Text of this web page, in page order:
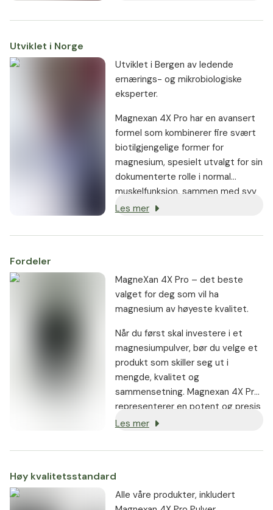
Utviklet i Norge
Utviklet i Bergen av ledende
ernærings- og mikrobiologiske
eksperter.
Magnexan 4X Pro har en avansert
formel som kombinerer fire svært
biotilgjengelige former for
magnesium, spesielt utvalgt for sin
dokumenterte rolle i normal
muskelfunksjon, sammen med syv
andre aktive ingredienser og
Fibruline™ – for bedre opptak av
Les mer
Fordeler
MagneXan 4X Pro – det beste
valget for deg som vil ha
magnesium av høyeste kvalitet.
Når du først skal investere i et
magnesiumpulver, bør du velge et
produkt som skiller seg ut i
mengde, kvalitet og
sammensetning. Magnexan 4X Pro
representerer en potent og presis
magnesiumformel, utviklet med
ingredienser og produsert etter
Les mer
Høy kvalitetsstandard
Alle våre produkter, inkludert